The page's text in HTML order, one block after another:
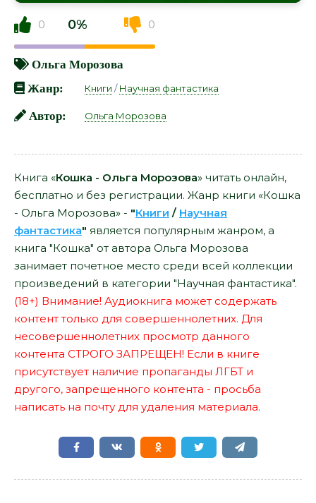
0 0% 0
Ольга Морозова
Жанр:
Книги /Научная фантастика
Автор: Ольга Морозова
Книга «Кошка - Ольга Морозова» читать онлайн,
бесплатно и без регистрации. Жанр книги «Кошка
- Ольга Морозова» - "Книги / Научная
фантастика" является популярным жанром, а
книга "Кошка" от автора Ольга Морозова
занимает почетное место среди всей коллекции
произведений в категории "Научная фантастика".
(18+) Внимание! Аудиокнига может содержать
контент только для совершеннолетних. Для
несовершеннолетних просмотр данного
контента СТРОГО ЗАПРЕЩЕН! Если в книге
присутствует наличие пропаганды ЛГБТ и
другого, запрещенного контента - просьба
написать на почту для удаления материала.